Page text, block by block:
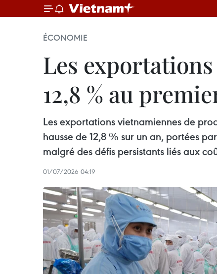
ÉCONOMIE
Les
12,8 % au
Les exportations vietnamiennes de
hausse de 12,8 % sur un an, portées
malgré des défis persistants liés aux
01/07/2026 04:19